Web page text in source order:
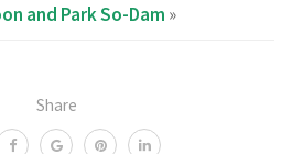
Share
and Park So-Dam »